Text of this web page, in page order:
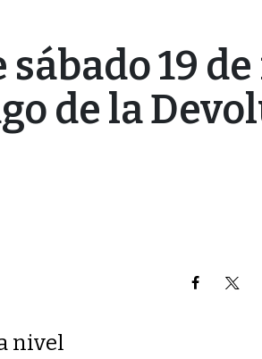
19
de la
nivel